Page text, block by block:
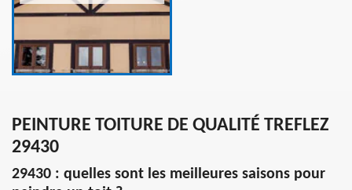
PEINTURE TOITURE DE QUALITÉ TREFLEZ
29430
29430 : quelles sont les meilleures saisons pour